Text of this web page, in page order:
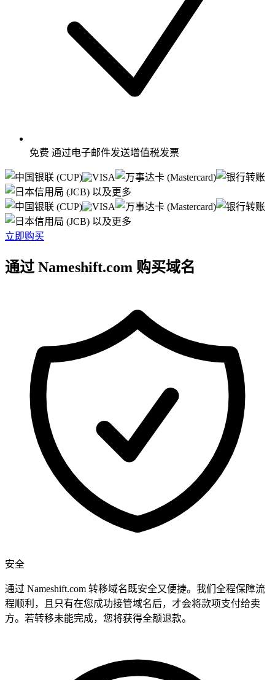
免费 通过电子邮件发送增值税发票
以及更多
以及更多
立即购买
通过 Nameshift.com 购买域名
安全
通过 Nameshift.com 转移域名既安全又便捷。我们全程保障流
程顺利，且只有在您成功接管域名后，才会将款项支付给卖
方。若转移未能完成，您将获得全额退款。